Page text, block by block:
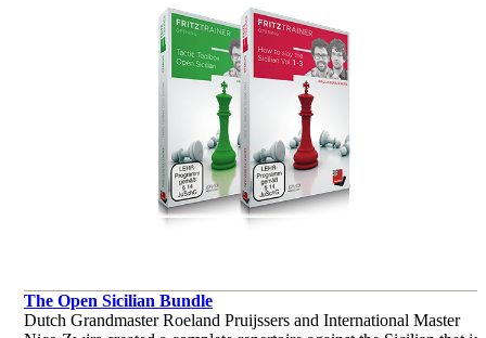
The Open Sicilian Bundle
Dutch Grandmaster Roeland Pruijssers and International Master